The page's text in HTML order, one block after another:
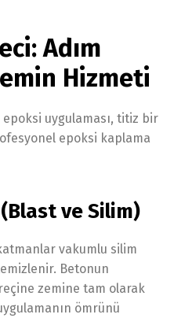
Adım
Hizmeti
uygulaması, titiz bir
epoksi kaplama
(Blast ve Silim)
vakumlu silim
Betonun
zemine tam olarak
ömrünü